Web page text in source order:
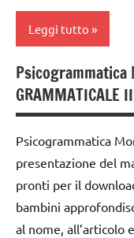
psicogrammatica
Montessori
ARGOMENTI
PER ETA'
ARTICOLI
GUIDA
DIDATTICA
MONTESSORI
LINGUAGGIO
MONTESSORI
didattico
nomenclature
Montessori
psicogrammatica
3a
costruire i
materiali
Montessori
anni
DOWNLOAD
grammatica
Leggi tutto
analisi
grammaticale
Montessori
classe
1a
classe
2a
Psicogrammatica
Psicogrammatica
presentazione del
pronti per il
bambini
al nome, all’articolo